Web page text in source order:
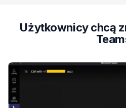
Użytkownicy chcą